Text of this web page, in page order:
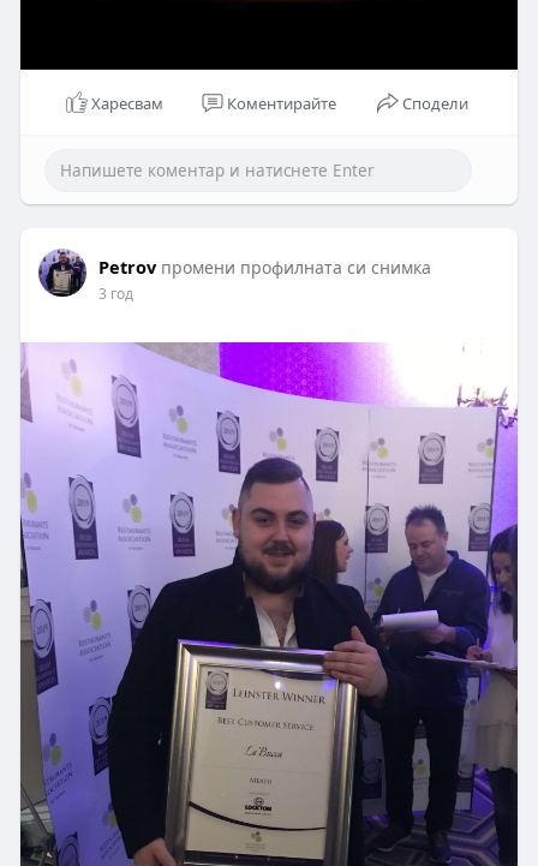
Харесвам Коментирайте Сподели
Petrov промени профилната си снимка
3 год